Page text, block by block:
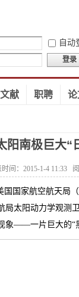
自动
登录
文献 职聘 论
阳南极巨大“
间： 2015-1-4 11:33
国国家航空航天局
局太阳动力学观测
象——一片巨大的“